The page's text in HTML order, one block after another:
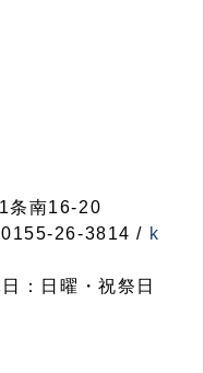
条南16-20
26-3814 / k
：日曜・祝祭日